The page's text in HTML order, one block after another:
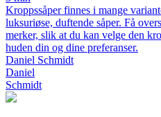
Kroppssåper finnes i mange
luksuriøse, duftende såper. Få
merker, slik at du kan velge den
huden din og dine preferanser.
Daniel Schmidt
Daniel
Schmidt